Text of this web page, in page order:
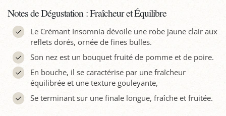
Notes de Dégustation : Fraîcheur et Équilibre
Le Crémant Insomnia dévoile une robe jaune clair aux
reflets dorés, ornée de fines bulles.
Son nez est un bouquet fruité de pomme et de poire.
En bouche, il se caractérise par une fraîcheur
équilibrée et une texture gouleyante,
Se terminant sur une finale longue, fraîche et fruitée.